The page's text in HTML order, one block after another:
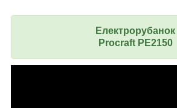
Електрорубанок
Procraft PE2150